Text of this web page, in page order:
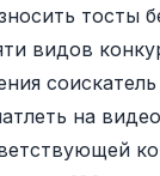
тосты
видов
соискатель
на